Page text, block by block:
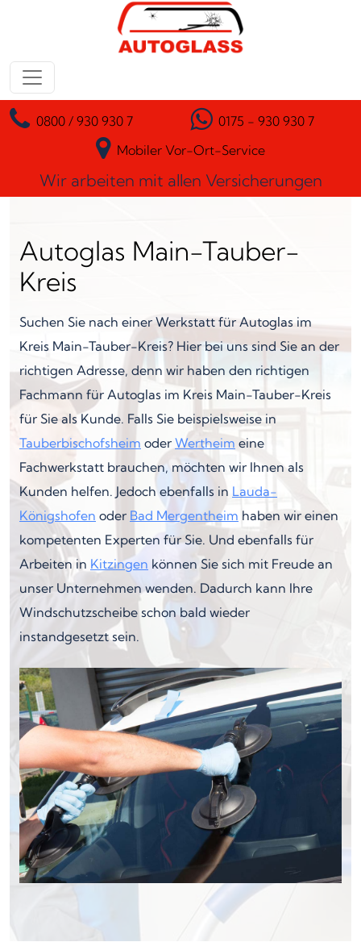
Zum Inhalt springen
Hauptnavigation
0800 / 930 930 7
0175 - 930 930 7
Mobiler Vor-Ort-Service
Wir arbeiten mit allen Versicherungen
Autoglas Main-Tauber-
Kreis
Suchen Sie nach einer Werkstatt für Autoglas im
Kreis Main-Tauber-Kreis? Hier bei uns sind Sie an der
richtigen Adresse, denn wir haben den richtigen
Fachmann für Autoglas im Kreis Main-Tauber-Kreis
für Sie als Kunde. Falls Sie beispielsweise in
Tauberbischofsheim oder Wertheim eine
Fachwerkstatt brauchen, möchten wir Ihnen als
Kunden helfen. Jedoch ebenfalls in Lauda-
Königshofen oder Bad Mergentheim haben wir einen
kompetenten Experten für Sie. Und ebenfalls für
Arbeiten in Kitzingen können Sie sich mit Freude an
unser Unternehmen wenden. Dadurch kann Ihre
Windschutzscheibe schon bald wieder
instandgesetzt sein.